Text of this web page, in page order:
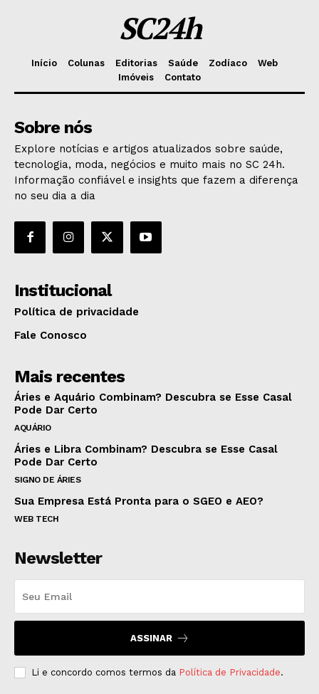
SC24h
Início Colunas Editorias Saúde Zodíaco
Web
Imóveis
Contato
Sobre nós
Explore notícias e artigos atualizados sobre saúde,
tecnologia, moda, negócios e muito mais no SC 24h.
Informação confiável e insights que fazem a diferença
no seu dia a dia
Institucional
Política de privacidade
Fale Conosco
Mais recentes
Áries e Aquário Combinam? Descubra se Esse Casal
Pode Dar Certo
AQUÁRIO
Áries e Libra Combinam? Descubra se Esse Casal
Pode Dar Certo
SIGNO DE ÁRIES
Sua Empresa Está Pronta para o SGEO e AEO?
WEB TECH
Newsletter
ASSINAR
Li e concordo comos termos da Política de Privacidade.